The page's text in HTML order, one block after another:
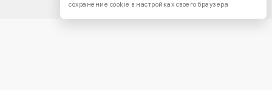
сохранение cookie в настройках своего браузера